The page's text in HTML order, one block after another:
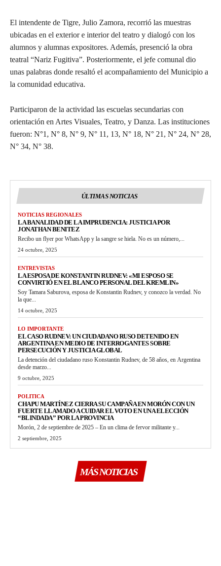
El intendente de Tigre, Julio Zamora, recorrió las muestras
ubicadas en el exterior e interior del teatro y dialogó con los
alumnos y alumnas expositores. Además, presenció la obra
teatral “Nariz Fugitiva”. Posteriormente, el jefe comunal dio
unas palabras donde resaltó el acompañamiento del Municipio a
la comunidad educativa.
Participaron de la actividad las escuelas secundarias con
orientación en Artes Visuales, Teatro, y Danza. Las instituciones
fueron: N°1, N° 8, N° 9, N° 11, 13, N° 18, N° 21, N° 24, N° 28,
N° 34, N° 38.
ÚLTIMAS NOTICIAS
NOTICIAS REGIONALES
LA BANALIDAD DE LA IMPRUDENCIA: JUSTICIA POR
JONATHAN BENITEZ
Recibo un flyer por WhatsApp y la sangre se hiela. No es un número,...
24 octubre, 2025
ENTREVISTAS
LA ESPOSA DE KONSTANTIN RUDNEV: «MI ESPOSO SE
CONVIRTIÓ EN EL BLANCO PERSONAL DEL KREMLIN»
Soy Tamara Saburova, esposa de Konstantin Rudnev, y conozco la verdad. No
la que...
14 octubre, 2025
LO IMPORTANTE
EL CASO RUDNEV: UN CIUDADANO RUSO DETENIDO EN
ARGENTINA EN MEDIO DE INTERROGANTES SOBRE
PERSECUCIÓN Y JUSTICIA GLOBAL
La detención del ciudadano ruso Konstantin Rudnev, de 58 años, en Argentina
desde marzo...
9 octubre, 2025
POLITICA
CHAPU MARTÍNEZ CIERRA SU CAMPAÑA EN MORÓN CON UN
FUERTE LLAMADO A CUIDAR EL VOTO EN UNA ELECCIÓN
“BLINDADA” POR LA PROVINCIA
Morón, 2 de septiembre de 2025 – En un clima de fervor militante y...
2 septiembre, 2025
MÁS NOTICIAS